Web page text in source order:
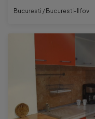
Bucuresti / Bucuresti-Ilfov